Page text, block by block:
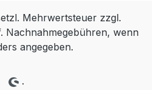
Mehrwertsteuer zzgl.
Nachnahmegebühren, wenn
angegeben.
.